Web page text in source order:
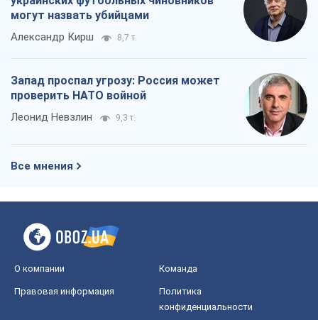
могут назвать убийцами
Александр Кирш 8,7 т.
Запад проспал угрозу: Россия может
проверить НАТО войной
Леонид Невзлин 9,3 т.
Все мнения
О компании Команда
Правовая информация
Политика
конфиденциальности